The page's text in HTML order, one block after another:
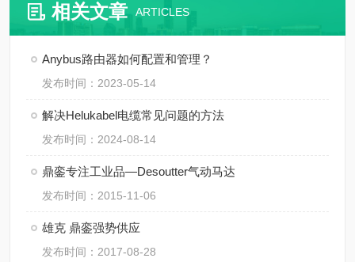
相关文章 ARTICLES
Anybus路由器如何配置和管理？
发布时间：2023-05-14
解决Helukabel电缆常见问题的方法
发布时间：2024-08-14
鼎銮专注工业品—Desoutter气动马达
发布时间：2015-11-06
雄克 鼎銮强势供应
发布时间：2017-08-28